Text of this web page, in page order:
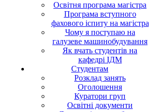
Освітня програма магістра
Програма вступного
фахового іспиту на магістра
Чому я поступаю на
галузеве машинобудування
Як вчать студентів на
кафедрі ІДМ
Студентам
Розклад занять
Оголошення
Куратори груп
Освітні документи